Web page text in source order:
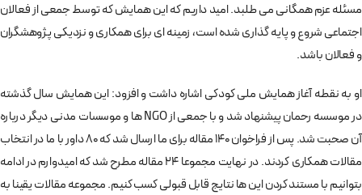
مسئله عزم همگانی می طلبد. امید داریم که این همایش که توسط جمعی از فعالان
اجتماعی شروع و پایه گذاری شده است، زمینه ای برای همکاری و نزدیکی پژوهشگران
و فعالان باشد.
او به نقطه آغاز همایش ملی کودکی اشاره داشت و افزود: این همایش سال گذشته
در موسسه رحمان پیشنهاد شد و با جمعی از NGO ها و موسسات مدنی دیگر درباره
آن صحبت شد. پس از فراخوان 140 مقاله برای ما ارسال شد که 80 داور با ما در انتخاب
مقالات همکاری کردند. در نهایت مجموعا 24 مقاله مطرح شد که امیدوارم در ادامه
بتوانیم با مستند کردن این ها نتایج قابل قبولی کسب کنیم. مجموعه مقالات یقینا به